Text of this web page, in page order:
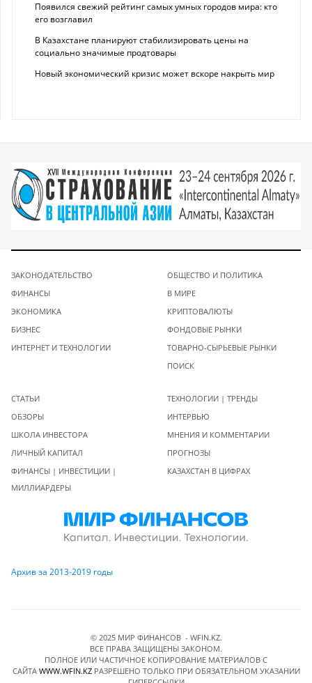
Появился свежий рейтинг самых умных городов мира: кто
его возглавил
В Казахстане планируют стабилизировать цены на
социально значимые продтовары
Новый экономический кризис может вскоре накрыть мир
ЗАКОНОДАТЕЛЬСТВО
ФИНАНСЫ
ЭКОНОМИКА
БИЗНЕС
ИНТЕРНЕТ И ТЕХНОЛОГИИ
ОБЩЕСТВО И ПОЛИТИКА
В МИРЕ
КРИПТОВАЛЮТЫ
ФОНДОВЫЕ РЫНКИ
ТОВАРНО-СЫРЬЕВЫЕ РЫНКИ
ПОИСК
СТАТЬИ
ОБЗОРЫ
ШКОЛА ИНВЕСТОРА
ЛИЧНЫЙ КАПИТАЛ
ФИНАНСЫ | ИНВЕСТИЦИИ |
МИЛЛИАРДЕРЫ
ТЕХНОЛОГИИ | ТРЕНДЫ
ИНТЕРВЬЮ
МНЕНИЯ И КОММЕНТАРИИ
ПРОГНОЗЫ
КАЗАХСТАН В ЦИФРАХ
Архив за 2013-2019 годы
© 2025 МИР ФИНАНСОВ - WFIN.KZ.
ВСЕ ПРАВА ЗАЩИЩЕНЫ ЗАКОНОМ.
ПОЛНОЕ ИЛИ ЧАСТИЧНОЕ КОПИРОВАНИЕ МАТЕРИАЛОВ C
САЙТА WWW.WFIN.KZРАЗРЕШЕНО ТОЛЬКО ПРИ ОБЯЗАТЕЛЬНОМ УКАЗАНИИ